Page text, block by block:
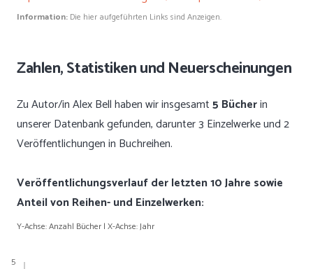
Information: Die hier aufgeführten Links sind Anzeigen.
Zahlen, Statistiken und Neuerscheinungen
Zu Autor/in Alex Bell haben wir insgesamt5 Bücherin
unserer Datenbank gefunden, darunter 3 Einzelwerke und 2
Veröffentlichungen in Buchreihen.
Veröffentlichungsverlauf der letzten 10 Jahre sowie
Anteil von Reihen- und Einzelwerken:
Y-Achse: Anzahl Bücher | X-Achse: Jahr
5